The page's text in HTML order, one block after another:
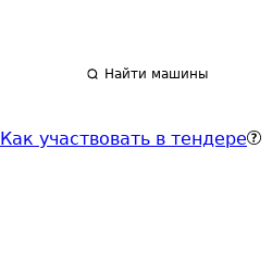
Найти машины
Как участвовать в тендере